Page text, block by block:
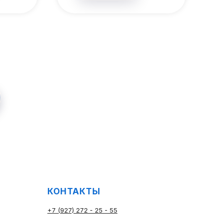
КОНТАКТЫ
+7 (927) 272 - 25 - 55